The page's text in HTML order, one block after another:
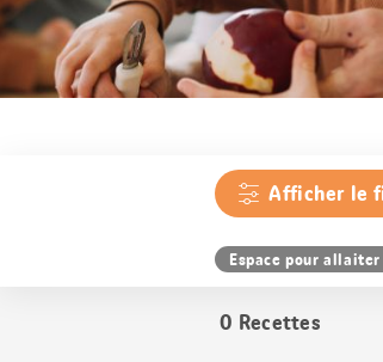
Afficher le
Espace pour allaiter
0 Recettes